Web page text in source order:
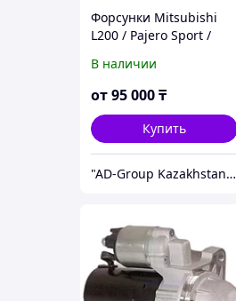
Форсунки Mitsubishi
L200 / Pajero Sport /
Strada DENSO
(оригинал/дубликат)
В наличии
от95 000₸
Купить
"AD-Group Kazakhstan" Автомобильные топливные системы. ТНВД, форсунки, бензонасосы, датчики, прочее.